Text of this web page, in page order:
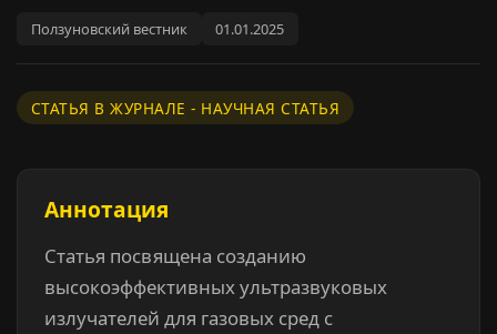
Ползуновский вестник 01.01.2025
СТАТЬЯ В ЖУРНАЛЕ - НАУЧНАЯ СТАТЬЯ
Аннотация
Статья посвящена созданию
высокоэффективных ультразвуковых
излучателей для газовых сред с